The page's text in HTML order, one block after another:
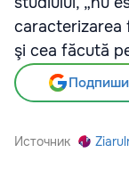
caracterizarea
şi cea făcută
Источник